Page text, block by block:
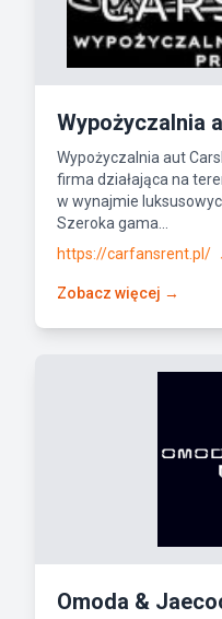
Wypożyczalnia
Wypożyczalnia aut
firma działająca na
w wynajmie
Szeroka gama...
https://carfansrent.pl/
Zobacz więcej →
Omoda &